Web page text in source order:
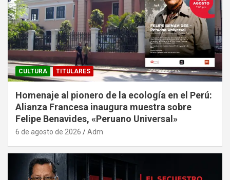
CULTURA TITULARES
Homenaje al pionero de la ecología en el Perú:
Alianza Francesa inaugura muestra sobre
Felipe Benavides, «Peruano Universal»
6 de agosto de 2026 Adm